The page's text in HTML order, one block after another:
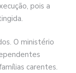
pois a
O ministério
carentes.